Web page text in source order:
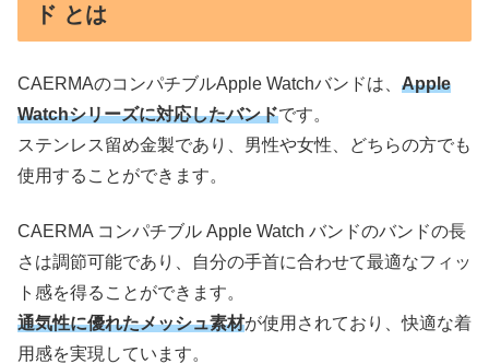
ド とは
CAERMAのコンパチブルApple Watchバンドは、 Apple
Watchシリーズに対応したバンドです。
ステンレス留め金製であり、男性や女性、どちらの方でも
使用することができます。
CAERMA コンパチブル Apple Watch バンドのバンドの長
さは調節可能であり、自分の手首に合わせて最適なフィッ
ト感を得ることができます。
通気性に優れたメッシュ素材が使用されており、快適な着
用感を実現しています。